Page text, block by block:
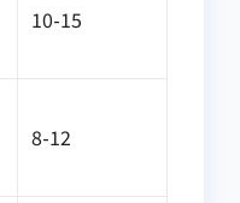
10-15
8-12